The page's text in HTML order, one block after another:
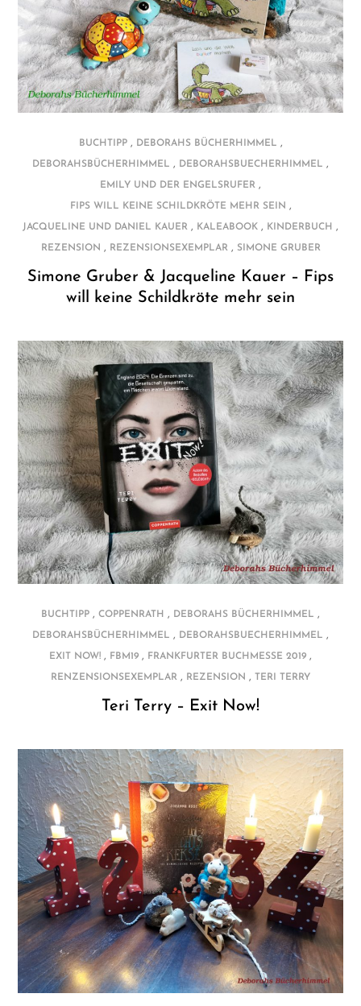
BUCHTIPP, DEBORAHS BÜCHERHIMMEL ,
DEBORAHSBÜCHERHIMMEL , DEBORAHSBUECHERHIMMEL ,
EMILY UND DER ENGELSRUFER ,
FIPS WILL KEINE SCHILDKRÖTE MEHR SEIN ,
JACQUELINE UND DANIEL KAUER , KALEABOOK , KINDERBUCH ,
REZENSION , REZENSIONSEXEMPLAR, SIMONE GRUBER
Simone Gruber & Jacqueline Kauer – Fips
will keine Schildkröte mehr sein
BUCHTIPP , COPPENRATH , DEBORAHS BÜCHERHIMMEL ,
DEBORAHSBÜCHERHIMMEL , DEBORAHSBUECHERHIMMEL ,
EXIT NOW! , FBM19 , FRANKFURTER BUCHMESSE 2019 ,
RENZENSIONSEXEMPLAR , REZENSION , TERI TERRY
Teri Terry – Exit Now!